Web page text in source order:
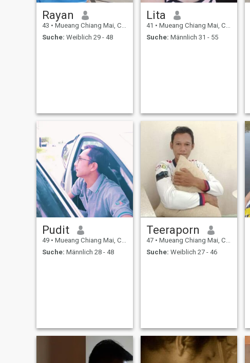
Rayan
43 • Mueang Chiang Mai, Chiang Mai, Thailand
Suche: Weiblich 29 - 48
Lita
41 • Mueang Chiang Mai, Chiang Mai, Thailand
Suche: Männlich 31 - 55
Pudit
49 • Mueang Chiang Mai, Chiang Mai, Thailand
Suche: Männlich 28 - 48
Teeraporn
47 • Mueang Chiang Mai, Chiang Mai, Thailand
Suche: Weiblich 27 - 46